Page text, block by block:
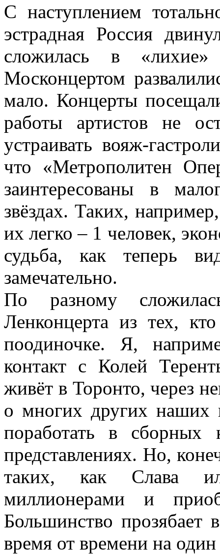
С наступлением
эстрадная Россия
сложилась в
Москонцертом
мало. Концерты
работы артистов не
устраивать вояж-
что «Метрополитен
заинтересованы в
звёздах. Таких,
их легко – 1 человек,
судьба, как теперь
замечательно.
По разному
Ленконцерта из тех,
поодиночке. Я,
контакт с Колей
живёт в Торонто, через
о многих других наших
поработать в сборных
представлениях. Но,
таких, как Слава
миллионерами и
Большинство прозябает
время от времени на